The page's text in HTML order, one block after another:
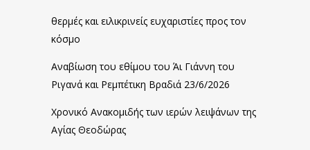
θερμές και ειλικρινείς ευχαριστίες προς τον
κόσμο
Αναβίωση του εθίμου του Άι Γιάννη του
Ριγανά και Ρεμπέτικη Βραδιά 23/6/2026
Χρονικό Ανακομιδής των ιερών λειψάνων της
Αγίας Θεοδώρας